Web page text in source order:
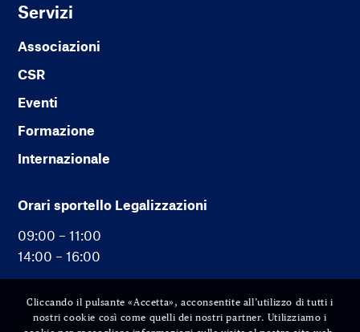
Servizi
Associazioni
CSR
Eventi
Formazione
Internazionale
Orari sportello Legalizzazioni
09:00 – 11:00
14:00 – 16:00
Cliccando il pulsante «Accetta», acconsentite all’utilizzo di tutti i
nostri cookie così come quelli dei nostri partner. Utilizziamo i